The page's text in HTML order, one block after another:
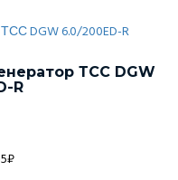
ТСС DGW
R